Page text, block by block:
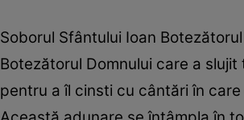
Soborul Sfântului Ioan
Botezătorul Domnului care a
pentru a îl cinsti cu cântări în